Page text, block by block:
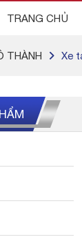
TRANG CHỦ
THÀNH Xe